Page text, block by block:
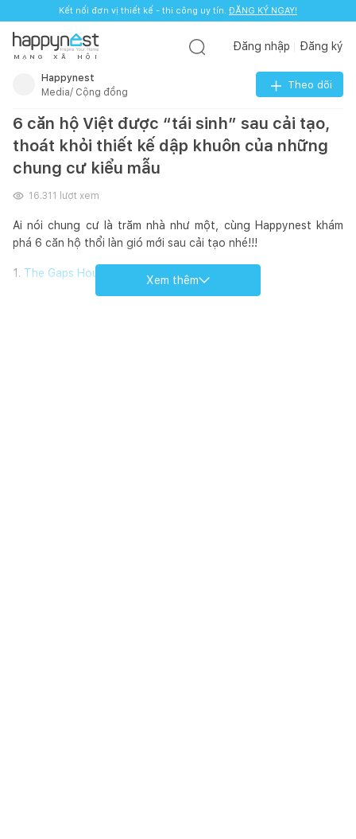
Kết nối đơn vị thiết kế - thi công uy tín. ĐĂNG KÝ NGAY!
M Ạ N G X Ã H Ộ I
Đăng nhập Đăng ký
Happynest
Media/ Cộng đồng
Theo dõi
6 căn hộ Việt được “tái sinh” sau cải tạo,
thoát khỏi thiết kế dập khuôn của những
chung cư kiểu mẫu
16.311 lượt xem
Ai nói chung cư là trăm nhà như một, cùng Happynest khám
phá 6 căn hộ thổi làn gió mới sau cải tạo nhé!!!
1. The Gaps House
Xem thêm